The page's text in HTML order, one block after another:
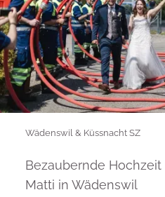
Wädenswil & Küssnacht SZ
Bezaubernde
Matti in Wädenswil